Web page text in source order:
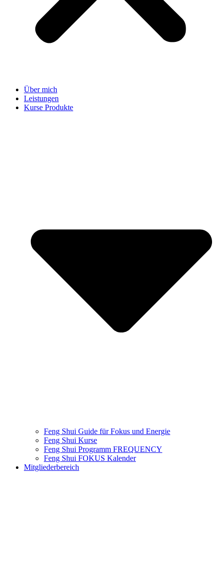
Über mich
Leistungen
Kurse Produkte
Feng Shui Guide für Fokus und Energie
Feng Shui Kurse
Feng Shui Programm​ FREQUENCY
Feng Shui FOKUS Kalender
Mitgliederbereich